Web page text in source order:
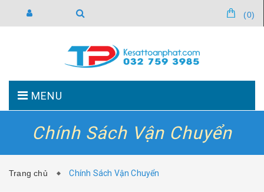
(0)
MENU
TRANG CHỦ GIỚI THIỆU
SẢN PHẨM TIN TỨC
Chính Sách Vận Chuyển
Trang chủ Chính Sách Vận Chuyển